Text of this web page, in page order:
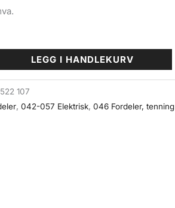
LEGG I HANDLEKURV
107
,042-057 Elektrisk,046 Fordeler, tenning